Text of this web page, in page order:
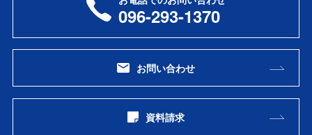
096-293-1370
お問い合わせ
資料請求